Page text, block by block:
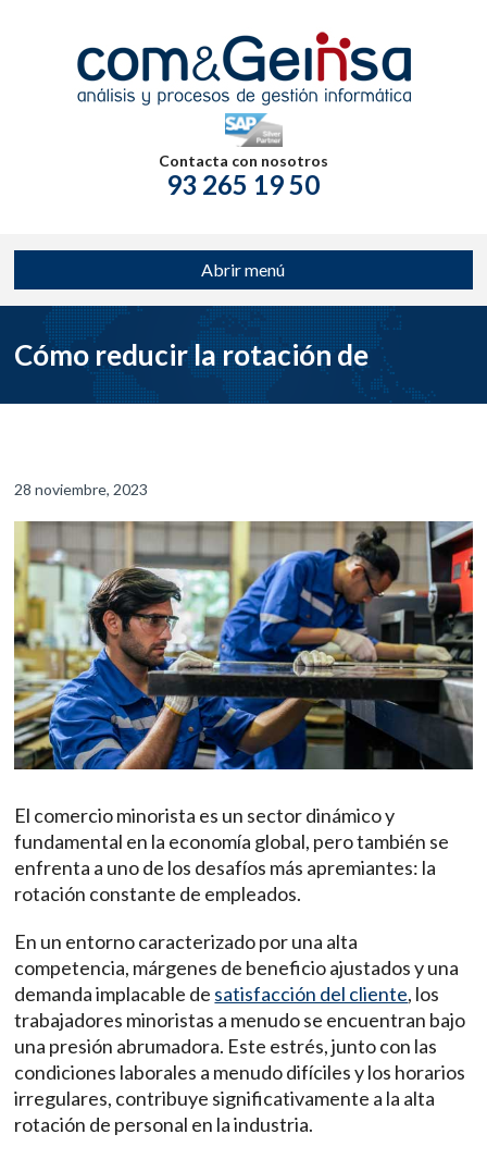
Contacta con nosotros
93 265 19 50
Abrir menú
Cómo reducir la rotación de
minorista
28 noviembre, 2023
El comercio minorista es un sector dinámico y
fundamental en la economía global, pero también se
enfrenta a uno de los desafíos más apremiantes: la
rotación constante de empleados.
En un entorno caracterizado por una alta
competencia, márgenes de beneficio ajustados y una
demanda implacable de satisfacción del cliente, los
trabajadores minoristas a menudo se encuentran bajo
una presión abrumadora. Este estrés, junto con las
condiciones laborales a menudo difíciles y los horarios
irregulares, contribuye significativamente a la alta
rotación de personal en la industria.